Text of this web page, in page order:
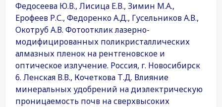
Федосеева Ю.В., Лисица Е.В., Зимин М.А.,
Ерофеев Р.С., Федоренко А.Д., Гусельников А.В.,
Окотруб А.В. Фотоотклик лазерно-
модифицированных поликристаллических
алмазных пленок на рентгеновское и
оптическое излучение. Россия, г. Новосибирск
6. Ленская В.В., Кочеткова Т.Д. Влияние
минеральных удобрений на диэлектрическую
проницаемость почв на сверхвысоких